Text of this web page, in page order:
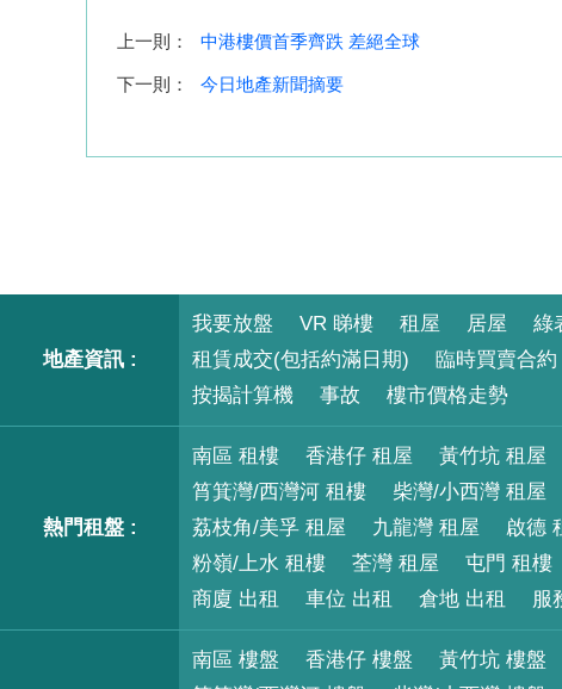
上一則： 中港樓價首季齊跌 差絕全球
下一則： 今日地產新聞摘要
地產資訊 :
我要放盤 VR 睇樓 租屋 居屋 綠
租賃成交(包括約滿日期)
臨時買賣合約
按揭計算機
事故 樓市價格走勢
熱門租盤 :
南區 租樓 香港仔 租屋 黃竹坑 租屋
筲箕灣/西灣河 租樓
柴灣/小西灣 租屋
荔枝角/美孚 租屋
九龍灣 租屋 啟德
粉嶺/上水 租樓
荃灣 租屋 屯門 租樓
商廈 出租
車位 出租 倉地 出租 服
南區 樓盤 香港仔 樓盤 黃竹坑 樓盤